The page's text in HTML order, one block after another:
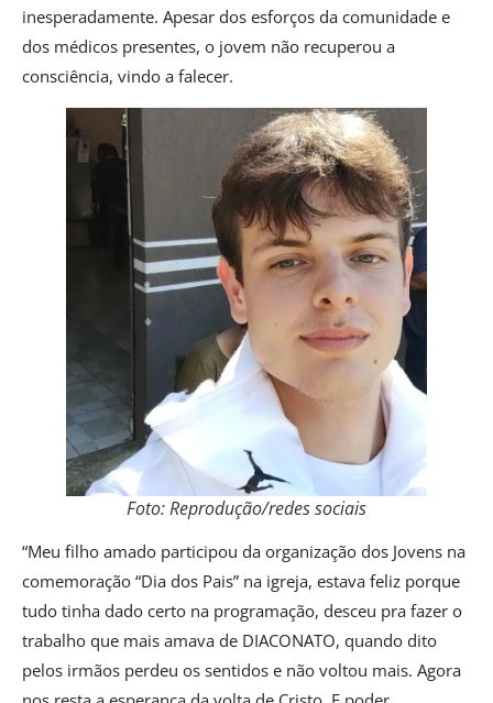
inesperadamente. Apesar dos esforços da comunidade e
dos médicos presentes, o jovem não recuperou a
consciência, vindo a falecer.
Foto: Reprodução/redes sociais
“Meu filho amado participou da organização dos Jovens na
comemoração “Dia dos Pais” na igreja, estava feliz porque
tudo tinha dado certo na programação, desceu pra fazer o
trabalho que mais amava de DIACONATO, quando dito
pelos irmãos perdeu os sentidos e não voltou mais. Agora